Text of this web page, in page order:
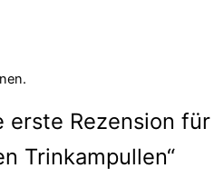
erste Rezension für
Trinkampullen“